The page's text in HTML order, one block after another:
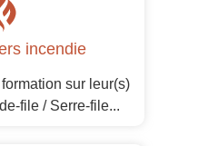
incendie
sur leur(s)
file / Serre-file...